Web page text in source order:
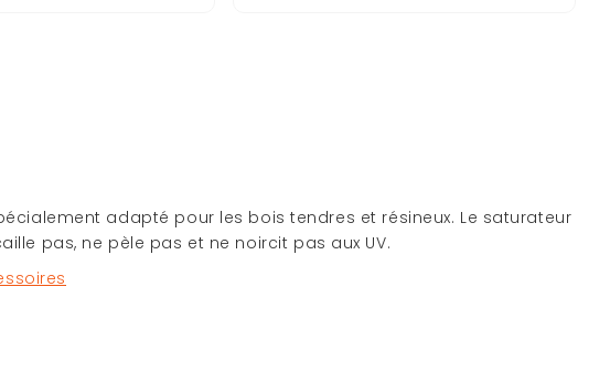
adapté pour les bois tendres et résineux. Le saturateur
pas, ne pèle pas et ne noircit pas aux UV.